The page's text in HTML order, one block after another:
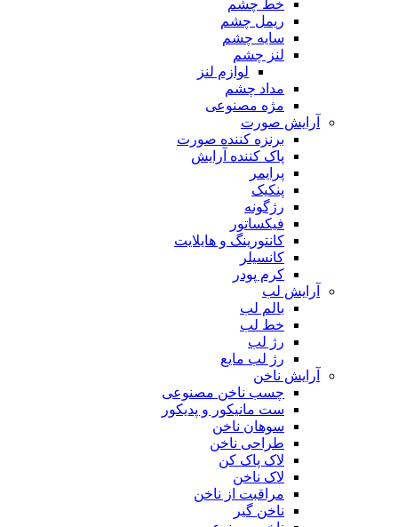
خط چشم
ریمل چشم
سایه چشم
لنز چشم
لوازم لنز
مداد چشم
مژه مصنوعی
آرایش صورت
برنزه کننده صورت
پاک کننده آرایش
پرایمر
پنکیک
رژگونه
فیکساتور
کانتورینگ و هایلایت
کانسیلر
کرم پودر
آرایش لب
بالم لب
خط لب
رژ لب
رژ لب مایع
آرایش ناخن
چسب ناخن مصنوعی
ست مانیکور و پدیکور
سوهان ناخن
طراحی ناخن
لاک پاک کن
لاک ناخن
مراقبت از ناخن
ناخن گیر